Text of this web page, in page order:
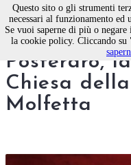
“Madonne”
Posteraro,
Chiesa
Molfetta
Questo sito o gli strumenti
necessari al funzionamento
Se vuoi saperne di più o
la cookie policy. Cliccando su